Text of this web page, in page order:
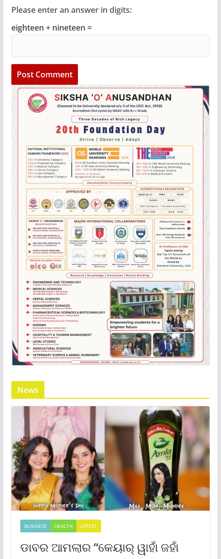
Please enter an answer in digits:
eighteen + nineteen =
News
BUSINESS HEALTH LATEST
ଡାବର ଆମଲାର “କେୟାର୍ ୱାହାଁ ଜହାଁ